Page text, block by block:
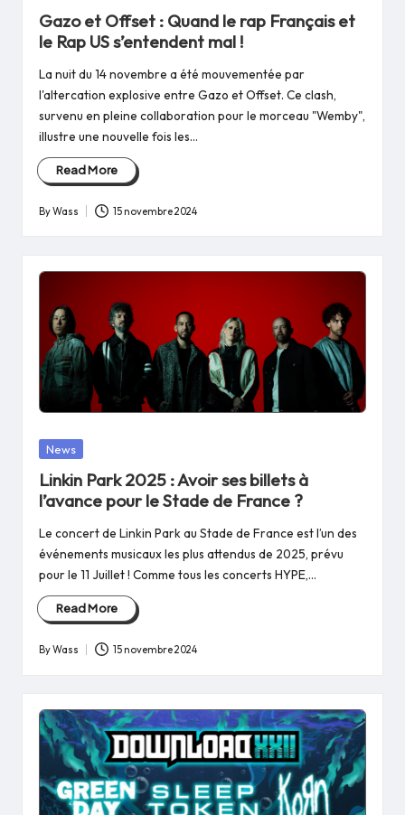
Gazo et Offset : Quand le rap Français et
le Rap US s’entendent mal !
La nuit du 14 novembre a été mouvementée par
l'altercation explosive entre Gazo et Offset. Ce clash,
survenu en pleine collaboration pour le morceau "Wemby",
illustre une nouvelle fois les…
Read More
Posted
ByWass 15 novembre 2024
Posted
News
Linkin Park 2025 : Avoir ses billets à
l’avance pour le Stade de France ?
Le concert de Linkin Park au Stade de France est l’un des
événements musicaux les plus attendus de 2025, prévu
pour le 11 Juillet ! Comme tous les concerts HYPE,…
Read More
Posted
ByWass 15 novembre 2024